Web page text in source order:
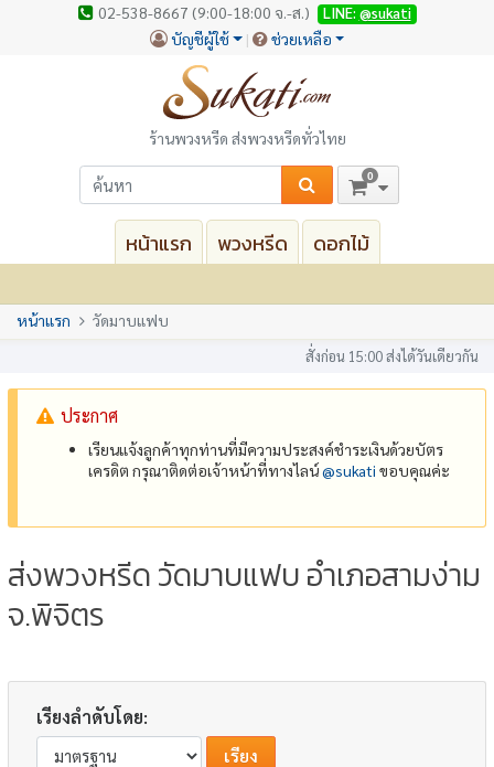
02-538-8667 (9:00-18:00 จ.-ส.) LINE: @sukati
บัญชีผู้ใช้ ช่วยเหลือ
ร้านพวงหรีด ส่งพวงหรีดทั่วไทย
0
หน้าแรก พวงหรีด ดอกไม้
หน้าแรก วัดมาบแฟบ
สั่งก่อน 15:00 ส่งได้วันเดียวกัน
ประกาศ
เรียนแจ้งลูกค้าทุกท่านที่มีความประสงค์ชำระเงินด้วยบัตร
เครดิต กรุณาติดต่อเจ้าหน้าที่ทางไลน์@‌sukati ขอบคุณค่ะ
ส่งพวงหรีด วัดมาบแฟบ อำเภอสามง่าม
จ.พิจิตร
เรียงลำดับโดย: